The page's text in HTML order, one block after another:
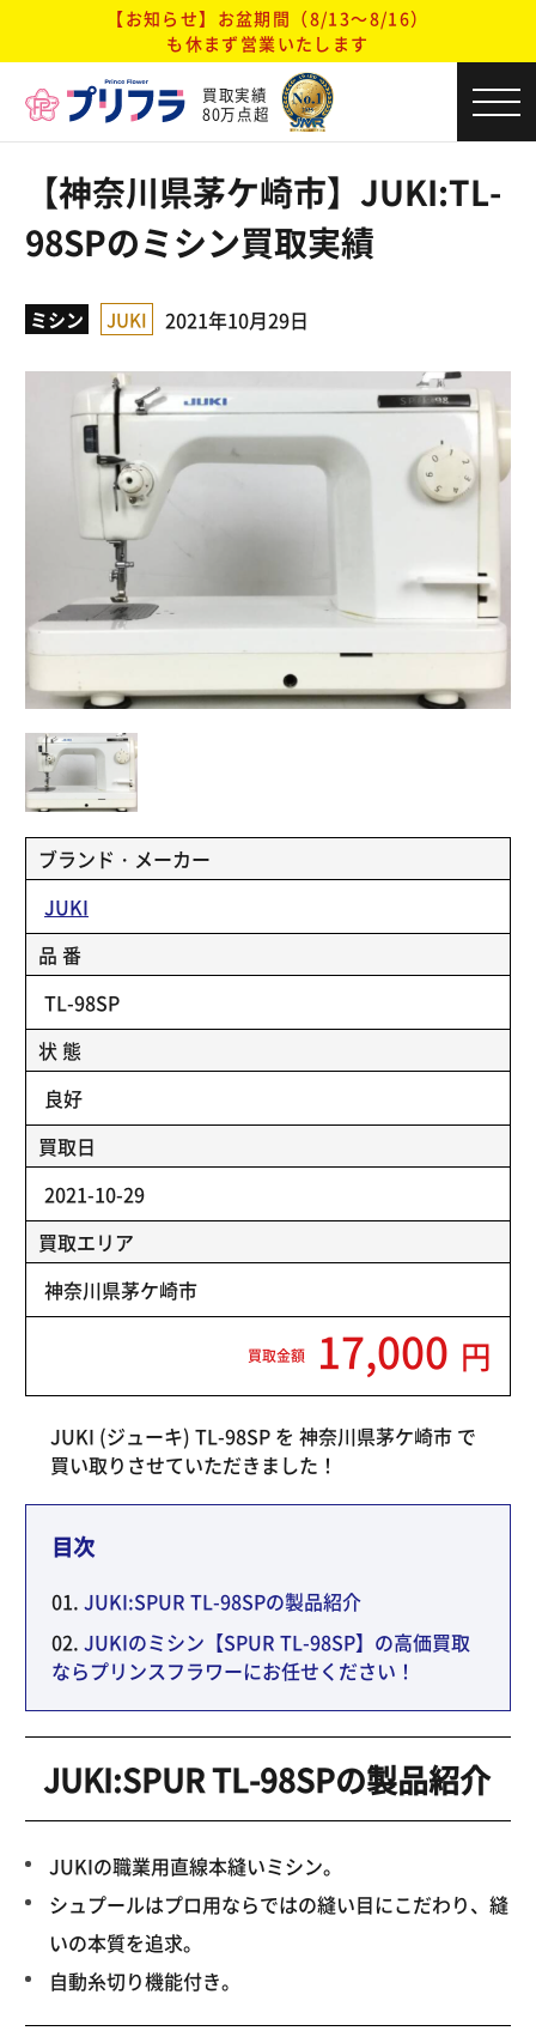
【お知らせ】お盆期間（8/13～8/16）
も休まず営業いたします
買取実績
80万点超
【神奈川県茅ケ崎市】JUKI:TL-
98SPのミシン買取実績
ミシン JUKI 2021年10月29日
ブランド・メーカー
JUKI
品 番
TL-98SP
状 態
良好
買取日
2021-10-29
買取エリア
神奈川県茅ケ崎市
買取金額 17,000 円
JUKI (ジューキ) TL-98SP を 神奈川県茅ケ崎市 で
買い取りさせていただきました！
目次
JUKI:SPUR TL-98SPの製品紹介
JUKIのミシン【SPUR TL-98SP】の高価買取
ならプリンスフラワーにお任せください！
JUKI:SPUR TL-98SPの製品紹介
JUKIの職業用直線本縫いミシン。
シュプールはプロ用ならではの縫い目にこだわり、縫
いの本質を追求。
自動糸切り機能付き。